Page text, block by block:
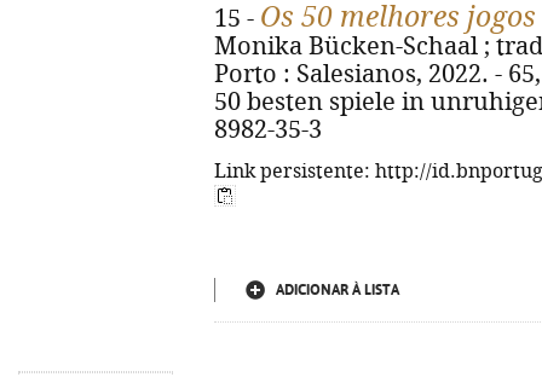
15 - Os 50 melhores
Monika Bücken-Schaal ;
Porto : Salesianos, 2022. -
50 besten spiele in
8982-35-3
Link persistente: http://
ADICIONAR À LISTA